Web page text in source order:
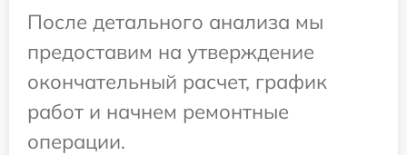
После детального анализа мы
предоставим на утверждение
окончательный расчет, график
работ и начнем ремонтные
операции.